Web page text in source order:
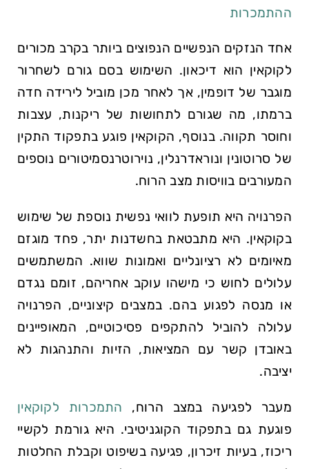
ההתמכרות
אחד הנזקים הנפשיים הנפוצים ביותר בקרב מכורים
לקוקאין הוא דיכאון. השימוש בסם גורם לשחרור
מוגבר של דופמין, אך לאחר מכן מוביל לירידה חדה
ברמתו, מה שגורם לתחושות של ריקנות, עצבות
וחוסר תקווה. בנוסף, הקוקאין פוגע בתפקוד התקין
של סרוטונין ונוראדרנלין, נוירוטרנסמיטורים נוספים
המעורבים בוויסות מצב הרוח.
הפרנויה היא תופעת לוואי נפשית נוספת של שימוש
בקוקאין. היא מתבטאת בחשדנות יתר, פחד מוגזם
מאיומים לא רציונליים ואמונות שווא. המשתמשים
עלולים לחוש כי מישהו עוקב אחריהם, זומם נגדם
או מנסה לפגוע בהם. במצבים קיצוניים, הפרנויה
עלולה להוביל להתקפים פסיכוטיים, המאופיינים
באובדן קשר עם המציאות, הזיות והתנהגות לא
יציבה.
מעבר לפגיעה במצב הרוח, התמכרות לקוקאין
פוגעת גם בתפקוד הקוגניטיבי. היא גורמת לקשיי
ריכוז, בעיות זיכרון, פגיעה בשיפוט וקבלת החלטות